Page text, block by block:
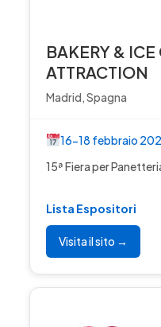
BAKERY & ICE
ATTRACTION
Madrid, Spagna
16-18 febbraio
15ª Fiera per
Lista Espositori
Visita il sito →